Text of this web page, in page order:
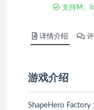
支持M、
详情介绍
游戏介绍
ShapeHero